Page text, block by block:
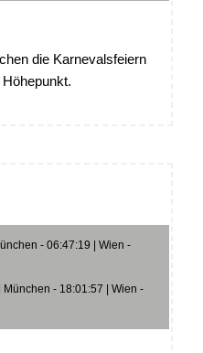
die Karnevalsfeiern
- 06:47:19 | Wien -
- 18:01:57 | Wien -